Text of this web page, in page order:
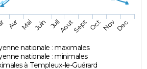
nationale : maximales
nationale : minimales
à Templeux-le-Guérard
Avr Mai Juin JuilAoutSept OctNovDec